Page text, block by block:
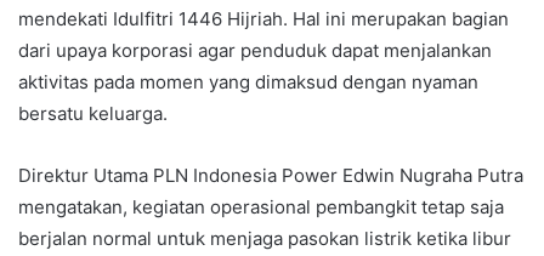
mendekati Idulfitri 1446 Hijriah. Hal ini merupakan bagian
dari upaya korporasi agar penduduk dapat menjalankan
aktivitas pada momen yang dimaksud dengan nyaman
bersatu keluarga.
Direktur Utama PLN Indonesia Power Edwin Nugraha Putra
mengatakan, kegiatan operasional pembangkit tetap saja
berjalan normal untuk menjaga pasokan listrik ketika libur